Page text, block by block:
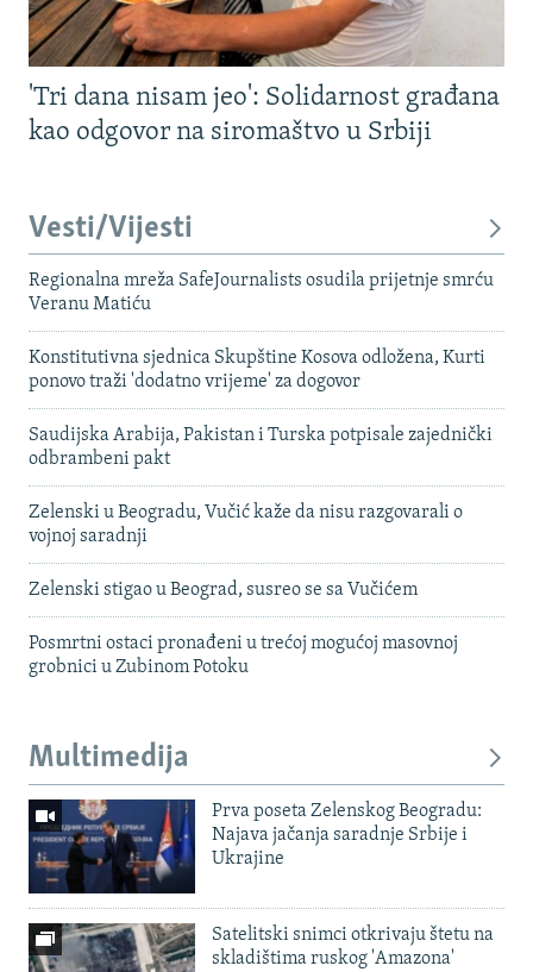
'Tri dana nisam jeo': Solidarnost građana
kao odgovor na siromaštvo u Srbiji
Vesti/Vijesti
Regionalna mreža SafeJournalists osudila prijetnje smrću
Veranu Matiću
Konstitutivna sjednica Skupštine Kosova odložena, Kurti
ponovo traži 'dodatno vrijeme' za dogovor
Saudijska Arabija, Pakistan i Turska potpisale zajednički
odbrambeni pakt
Zelenski u Beogradu, Vučić kaže da nisu razgovarali o
vojnoj saradnji
Zelenski stigao u Beograd, susreo se sa Vučićem
Posmrtni ostaci pronađeni u trećoj mogućoj masovnoj
grobnici u Zubinom Potoku
Multimedija
Prva poseta Zelenskog Beogradu:
Najava jačanja saradnje Srbije i
Ukrajine
Satelitski snimci otkrivaju štetu na
skladištima ruskog 'Amazona'